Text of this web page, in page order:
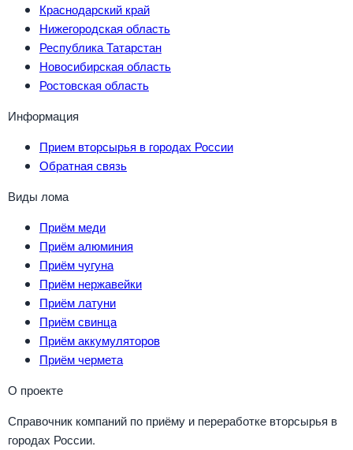
Краснодарский край
Нижегородская область
Республика Татарстан
Новосибирская область
Ростовская область
Информация
Прием вторсырья в городах России
Обратная связь
Виды лома
Приём меди
Приём алюминия
Приём чугуна
Приём нержавейки
Приём латуни
Приём свинца
Приём аккумуляторов
Приём чермета
О проекте
Справочник компаний по приёму и переработке вторсырья в
городах России.